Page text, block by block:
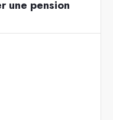
une pension